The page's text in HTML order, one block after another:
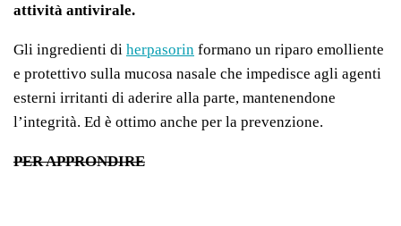
attività antivirale.
Gli ingredienti di herpasorin formano un riparo emolliente
e protettivo sulla mucosa nasale che impedisce agli agenti
esterni irritanti di aderire alla parte, mantenendone
l’integrità. Ed è ottimo anche per la prevenzione.
PER APPRONDIRE